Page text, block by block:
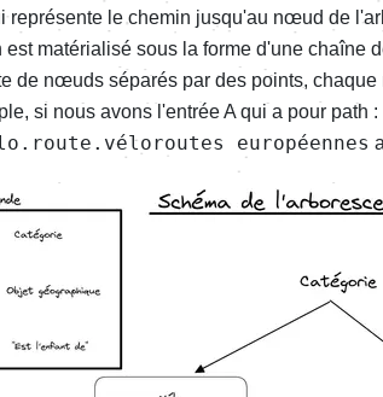
représente le chemin jusqu'au nœud de
est matérialisé sous la forme d'une chaîne
de nœuds séparés par des points,
si nous avons l'entrée A qui a pour path :
européennes